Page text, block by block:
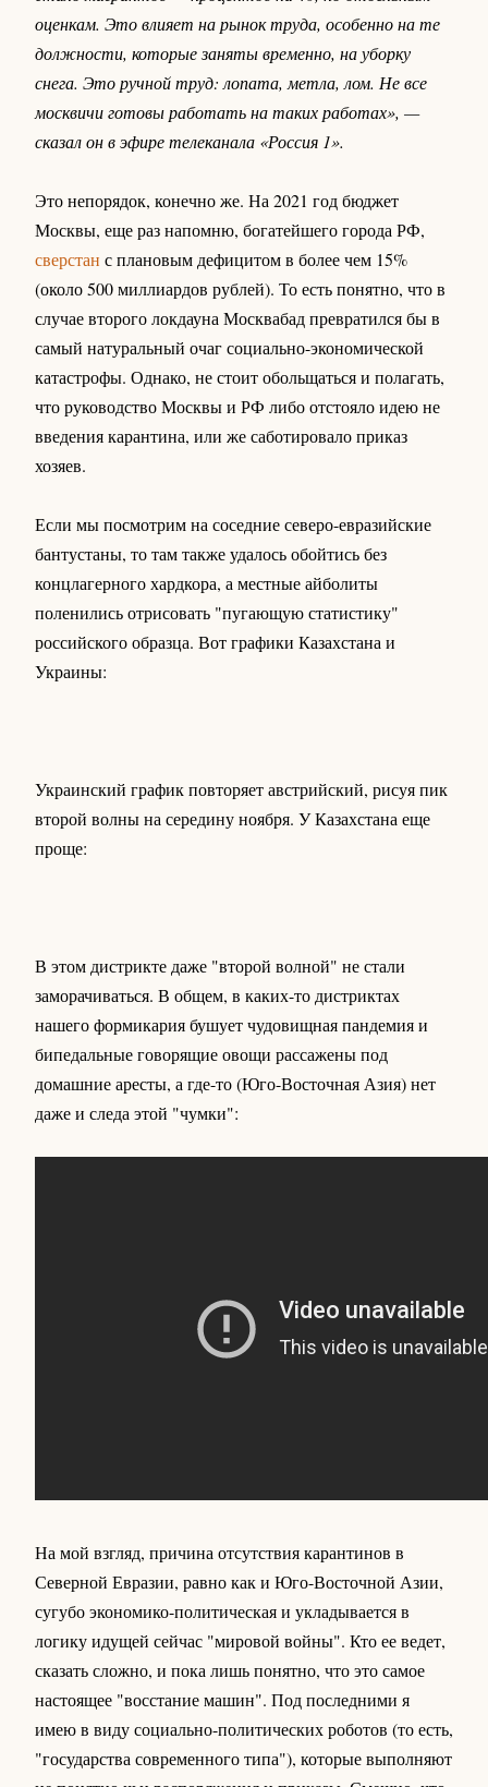
оценкам. Это влияет на рынок труда, особенно на те
должности, которые заняты временно, на уборку
снега. Это ручной труд: лопата, метла, лом. Не все
москвичи готовы работать на таких работах», —
сказал он в эфире телеканала «Россия 1».
Это непорядок, конечно же. На 2021 год бюджет
Москвы, еще раз напомню, богатейшего города РФ,
сверстан с плановым дефицитом в более чем 15%
(около 500 миллиардов рублей). То есть понятно, что в
случае второго локдауна Москвабад превратился бы в
самый натуральный очаг социально-экономической
катастрофы. Однако, не стоит обольщаться и полагать,
что руководство Москвы и РФ либо отстояло идею не
введения карантина, или же саботировало приказ
хозяев.
Если мы посмотрим на соседние северо-евразийские
бантустаны, то там также удалось обойтись без
концлагерного хардкора, а местные айболиты
поленились отрисовать "пугающую статистику"
российского образца. Вот графики Казахстана и
Украины:
Украинский график повторяет австрийский, рисуя пик
второй волны на середину ноября. У Казахстана еще
проще:
В этом дистрикте даже "второй волной" не стали
заморачиваться. В общем, в каких-то дистриктах
нашего формикария бушует чудовищная пандемия и
бипедальные говорящие овощи рассажены под
домашние аресты, а где-то (Юго-Восточная Азия) нет
даже и следа этой "чумки":
На мой взгляд, причина отсутствия карантинов в
Северной Евразии, равно как и Юго-Восточной Азии,
сугубо экономико-политическая и укладывается в
логику идущей сейчас "мировой войны". Кто ее ведет,
сказать сложно, и пока лишь понятно, что это самое
настоящее "восстание машин". Под последними я
имею в виду социально-политических роботов (то есть,
"государства современного типа"), которые выполняют